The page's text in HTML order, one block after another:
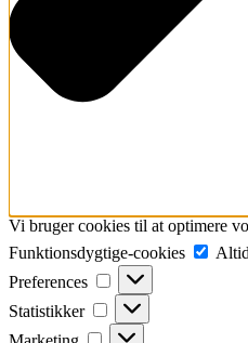
Vi bruger cookies til at optimere
Funktionsdygtige-cookies
Preferences
Preferences
Statistikker Statistikker
Marketing